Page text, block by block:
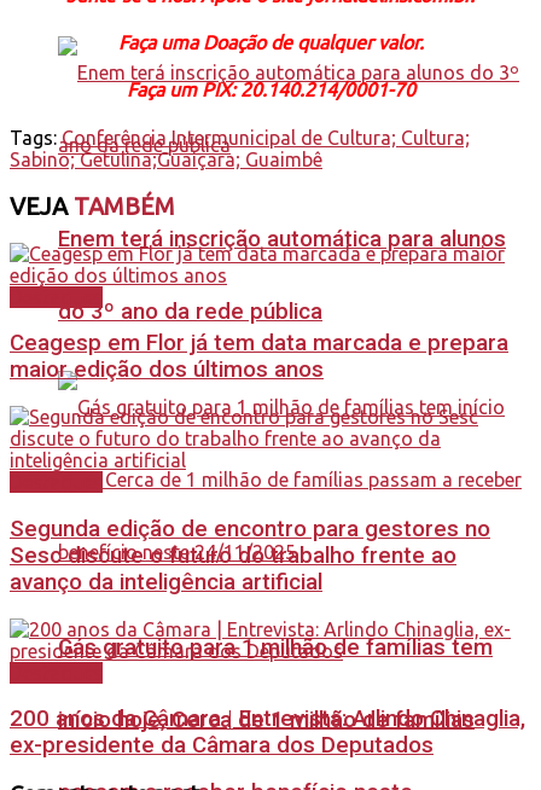
Enem terá inscrição automática para alunos
do 3º ano da rede pública
Gás gratuito para 1 milhão de famílias tem
início hoje, Cerca de 1 milhão de famílias
Faça uma Doação de qualquer valor.
Faça um PIX: 20.140.214/0001-70
Tags: Conferência Intermunicipal de Cultura; Cultura;
Sabino; Getulina;Guaiçara; Guaimbê
VEJATAMBÉM
Ceagesp em Flor já tem data marcada e prepara
maior edição dos últimos anos
Segunda edição de encontro para gestores no
Sesc discute o futuro do trabalho frente ao
avanço da inteligência artificial
200 anos da Câmara | Entrevista: Arlindo Chinaglia,
ex-presidente da Câmara dos Deputados